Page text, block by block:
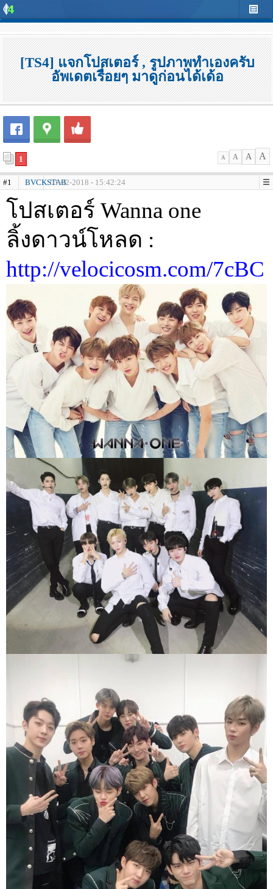
[TS4] แจกโปสเตอร์ , รูปภาพทำเองครับ
อัพเดตเรื่อยๆ มาดูก่อนได้เด้อ
1 A A A A
#1 BVCKSTAB01-02-2018 - 15:42:24
โปสเตอร์ Wanna one
ลิ้งดาวน์โหลด :
http://velocicosm.com/7cBC